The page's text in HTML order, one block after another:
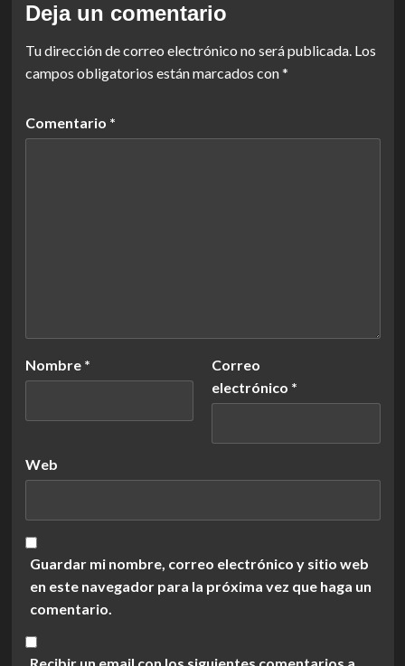
Deja un comentario
Tu dirección de correo electrónico no será publicada. Los
campos obligatorios están marcados con*
Comentario *
Nombre *
Correo
electrónico *
Web
Guardar mi nombre, correo electrónico y sitio web
en este navegador para la próxima vez que haga un
comentario.